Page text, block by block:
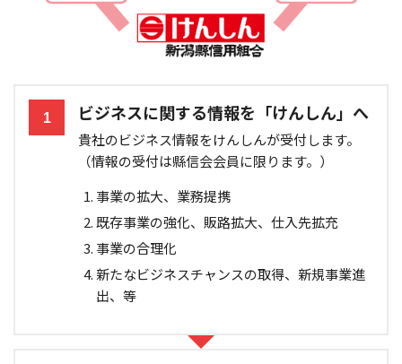
1 ビジネスに関する情報を「けんしん」へ
貴社のビジネス情報をけんしんが受付します。
（情報の受付は縣信会会員に限ります。）
事業の拡大、業務提携
既存事業の強化、販路拡大、仕入先拡充
事業の合理化
新たなビジネスチャンスの取得、新規事業進
出、等